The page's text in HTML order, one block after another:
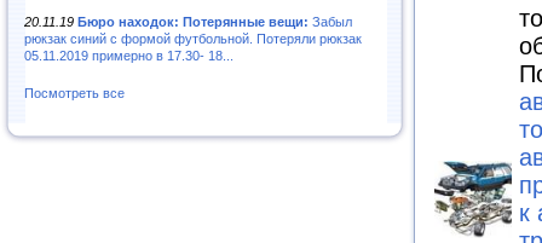
20.11.19 Бюро находок: Потерянные вещи: Забыл
рюкзак синий с формой футбольной. Потеряли рюкзак
05.11.2019 примерно в 17.30- 18...
Посмотреть все
к